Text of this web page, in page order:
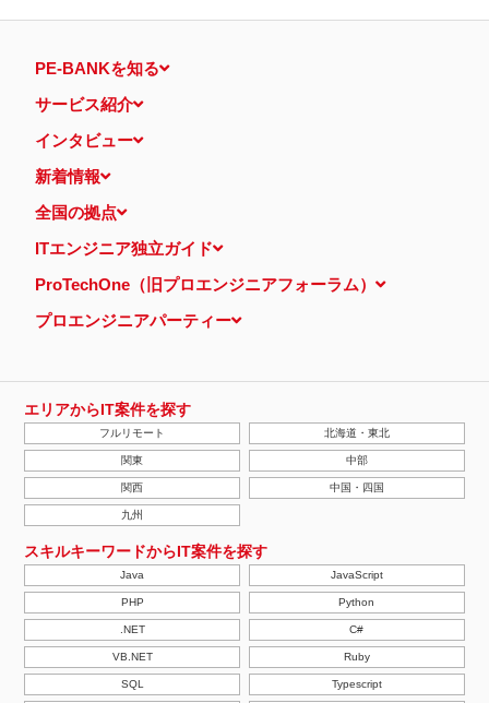
PE-BANKを知る
サービス紹介
インタビュー
新着情報
全国の拠点
ITエンジニア独立ガイド
ProTechOne（旧プロエンジニアフォーラム）
プロエンジニアパーティー
エリアからIT案件を探す
フルリモート 北海道・東北
関東 中部
関西 中国・四国
九州
スキルキーワードからIT案件を探す
Java JavaScript
PHP Python
.NET C#
VB.NET Ruby
SQL Typescript